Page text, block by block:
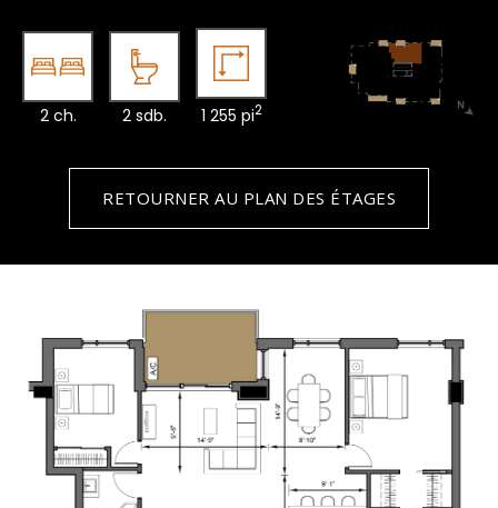
2 ch. 2 sdb. 1 255 pi2
RETOURNER AU PLAN DES ÉTAGES